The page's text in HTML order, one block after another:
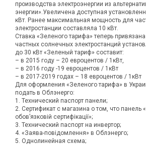
производства электроэнергии из
энергии».Увеличена доступная
кВт. Ранее максимальная мощность для
электростанции составляла 10 кВт.
Ставка «Зеленого тарифа» теперь
частных солнечных электростанций
до 30 кВт «Зеленый тариф» составит:
– в 2015 году – 20 евроцентов / 1кВт,
– в 2016 году -19 евроцентов / 1кВт
– в 2017-2019 годах – 18 евроцентов / 1кВт
Для оформления «Зеленого тарифа» в
подать в Облэнерго:
1. Технический паспорт панели;
2. Сертификат с магазина о том, что панель
обов’язковій сертифікації»;
3. Технический паспорт на инвертор;
4. «Заява-повідомлення» в Облэнерго;
5. Однолинейная схема;